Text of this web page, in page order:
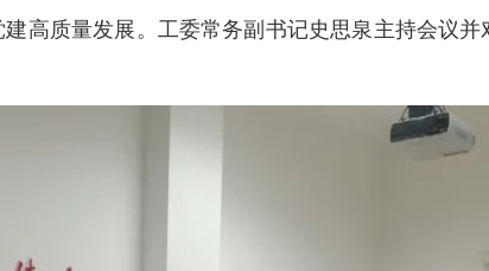
高质量发展。工委常务副书记史思泉主持会议